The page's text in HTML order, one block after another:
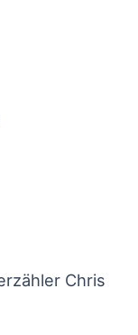
Chris